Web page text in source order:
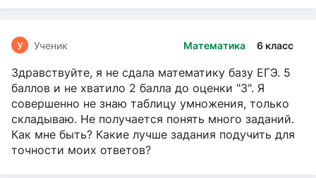
Математика 6 класс
У Ученик
Здравствуйте, я не сдала математику базу ЕГЭ. 5
баллов и не хватило 2 балла до оценки "3". Я
совершенно не знаю таблицу умножения, только
складываю. Не получается понять много заданий.
Как мне быть? Какие лучше задания подучить для
точности моих ответов?